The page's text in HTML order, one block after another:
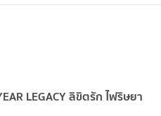
LEGACY ลิขิตรัก ไฟริษยา